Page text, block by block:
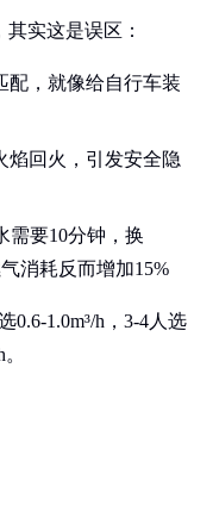
实这是误区：
配，就像给自行车装
焰回火，引发安全隐
需要10分钟，换
消耗反而增加15%
0.6-1.0m³/h，3-4人选